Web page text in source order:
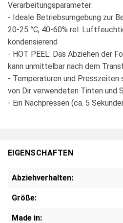
Verarbeitungsparameter:
- Ideale Betriebsumgebung zur
20-25 °C, 40-60% rel.
kondensierend
- HOT PEEL: Das Abziehen der
kann unmittelbar nach dem
- Temperaturen und Presszeiten
von Dir verwendeten Tinten und
- Ein Nachpressen (ca. 5
EIGENSCHAFTEN
Abziehverhalten:
Größe:
Made in: